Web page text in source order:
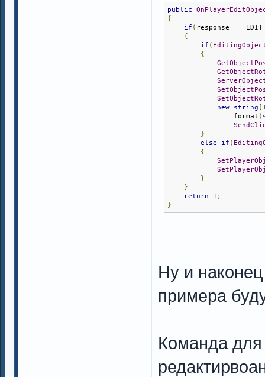
public
{
if ( response ==
{
if (
{
new
string [
format (
}
else
if (
{
}
}
return
1 ;
}
Ну и
примера
Команда